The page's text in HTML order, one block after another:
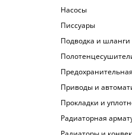
Насосы
Писсуары
Подводка и шланги
Приводы и
Прокладки и
Радиаторная